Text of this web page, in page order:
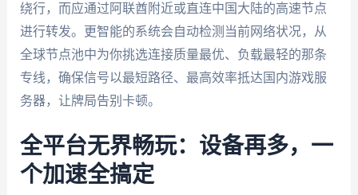
绕行，而应通过阿联酋附近或直连中国大陆的高速节点
进行转发。更智能的系统会自动检测当前网络状况，从
全球节点池中为你挑选连接质量最优、负载最轻的那条
专线，确保信号以最短路径、最高效率抵达国内游戏服
务器，让牌局告别卡顿。
全平台无界畅玩：设备再多，一
个加速全搞定